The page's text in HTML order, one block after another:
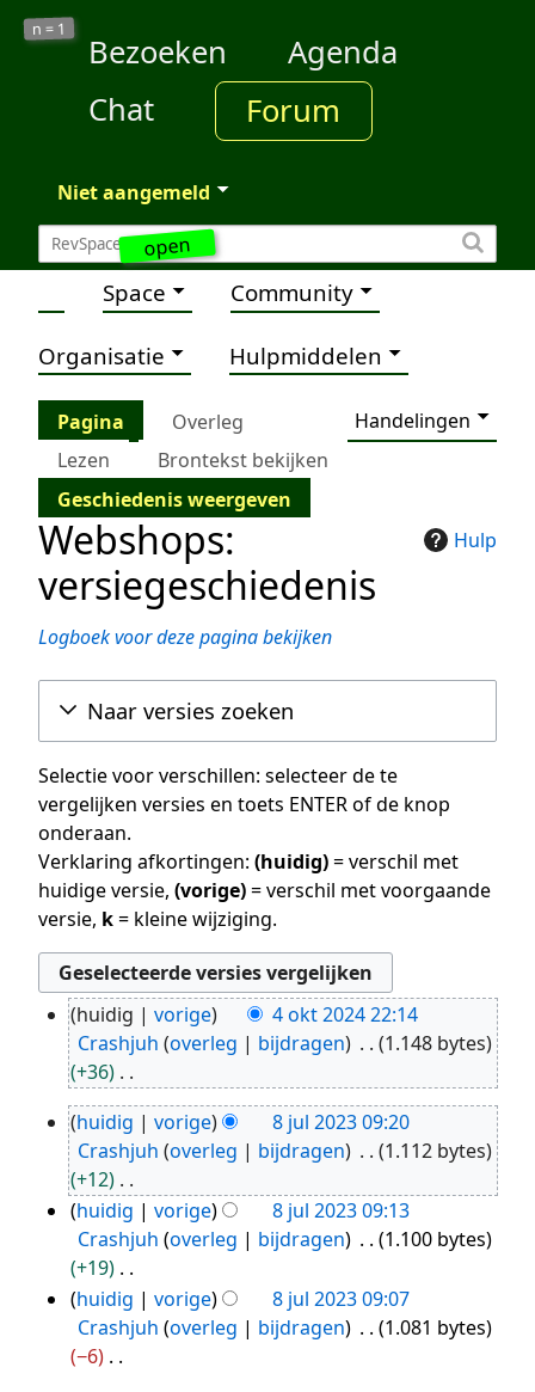
open
n = 1
Bezoeken
Agenda
Chat
Forum
Niet aangemeld
Space Community
Organisatie Hulpmiddelen
Pagina Overleg
Handelingen
Lezen
Brontekst bekijken
Geschiedenis weergeven
Hulp
Webshops:
versiegeschiedenis
Logboek voor deze pagina bekijken
Naar versies zoeken
Selectie voor verschillen: selecteer de te
vergelijken versies en toets ENTER of de knop
onderaan.
Verklaring afkortingen: (huidig)= verschil met
huidige versie, (vorige)= verschil met voorgaande
versie, k= kleine wijziging.
4
okt
2024
huidig vorige
4 okt 2024 22:14
Crashjuh overleg bijdragen
1.148 bytes
+36
G
e
e
n
b
w
e
k
8
jul
2023
huidig vorige
8 jul 2023 09:20
Crashjuh overleg bijdragen
1.112 bytes
+12
G
e
n
b
e
huidig vorige
8 jul 2023 09:13
Crashjuh overleg bijdragen
1.100 bytes
+19
G
e
huidig vorige
8 jul 2023 09:07
Crashjuh overleg bijdragen
1.081 bytes
−6